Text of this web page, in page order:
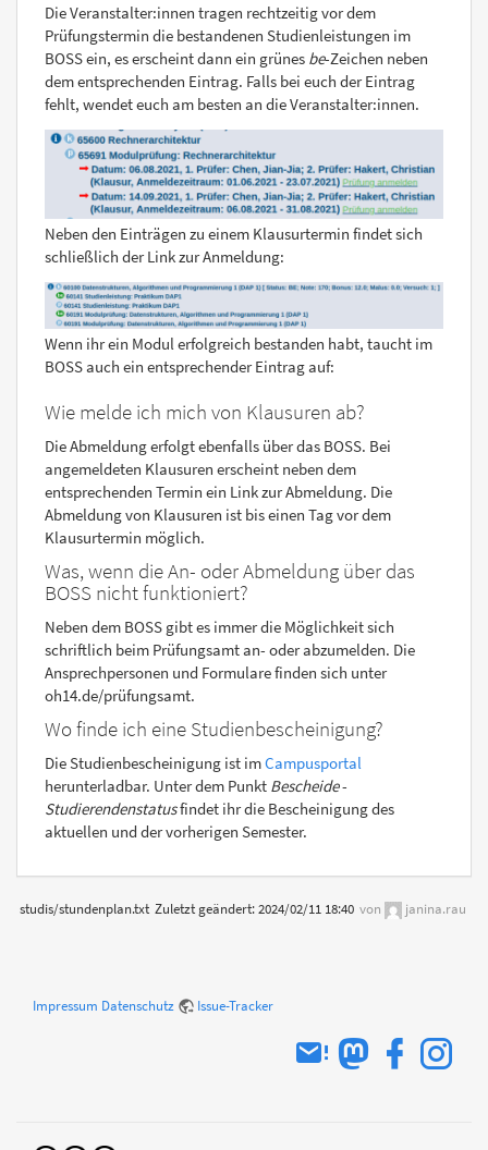
Die Veranstalter:innen tragen rechtzeitig vor dem
Prüfungstermin die bestandenen Studienleistungen im
BOSS ein, es erscheint dann ein grünes be-Zeichen neben
dem entsprechenden Eintrag. Falls bei euch der Eintrag
fehlt, wendet euch am besten an die Veranstalter:innen.
Neben den Einträgen zu einem Klausurtermin findet sich
schließlich der Link zur Anmeldung:
Wenn ihr ein Modul erfolgreich bestanden habt, taucht im
BOSS auch ein entsprechender Eintrag auf:
Wie melde ich mich von Klausuren ab?
Die Abmeldung erfolgt ebenfalls über das BOSS. Bei
angemeldeten Klausuren erscheint neben dem
entsprechenden Termin ein Link zur Abmeldung. Die
Abmeldung von Klausuren ist bis einen Tag vor dem
Klausurtermin möglich.
Was, wenn die An- oder Abmeldung über das
BOSS nicht funktioniert?
Neben dem BOSS gibt es immer die Möglichkeit sich
schriftlich beim Prüfungsamt an- oder abzumelden. Die
Ansprechpersonen und Formulare finden sich unter
oh14.de/prüfungsamt.
Wo finde ich eine Studienbescheinigung?
Die Studienbescheinigung ist imCampusportal
herunterladbar. Unter dem Punkt Bescheide-
Studierendenstatusfindet ihr die Bescheinigung des
aktuellen und der vorherigen Semester.
studis/stundenplan.txt Zuletzt geändert:2024/02/11 18:40 von janina.rau
Impressum Datenschutz Issue-Tracker